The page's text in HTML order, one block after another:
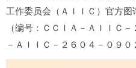
工作委员会（ＡＩＩＣ）官方
（编号：ＣＣＩＡ－ＡＩＩＣ
－ＡＩＩＣ－２６０４－０９０